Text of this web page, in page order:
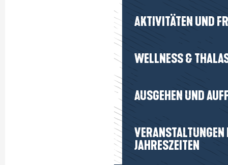
AKTIVITÄTEN UND
WELLNESS &
AUSGEHEN UND
JAHRESZEITEN